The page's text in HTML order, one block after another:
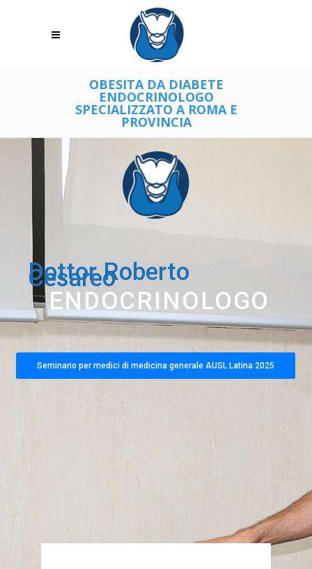
OBESITA DA DIABETE
ENDOCRINOLOGO
SPECIALIZZATO A ROMA E
PROVINCIA
Dottor Roberto
Cesareo
ENDOCRINOLOGO
Seminario per medici di medicina generale AUSL Latina 2025